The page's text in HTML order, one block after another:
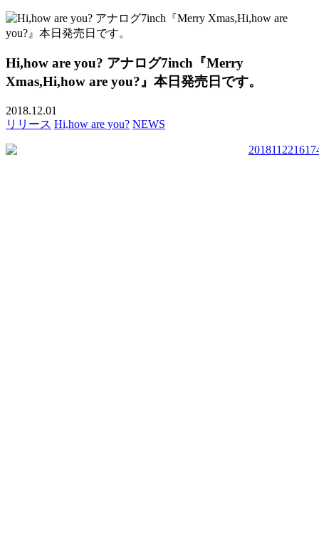
Hi,how are you? アナログ7inch『Merry
Xmas,Hi,how are you?』本日発売日です。
2018.12.01
リリース Hi,how are you? NEWS